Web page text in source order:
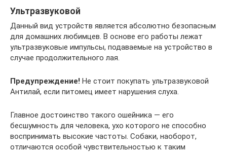
Ультразвуковой
Данный вид устройств является абсолютно безопасным
для домашних любимцев. В основе его работы лежат
ультразвуковые импульсы, подаваемые на устройство в
случае продолжительного лая.
Предупреждение! Не стоит покупать ультразвуковой
Антилай, если питомец имеет нарушения слуха.
Главное достоинство такого ошейника — его
бесшумность для человека, ухо которого не способно
воспринимать высокие частоты. Собаки, наоборот,
отличаются особой чувствительностью к таким